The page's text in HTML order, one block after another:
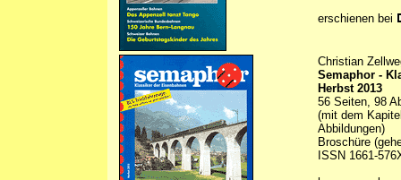
erschienen bei
Christian
Semaphor -
Herbst 2013
56 Seiten, 98
(mit dem
Abbildungen)
Broschüre
ISSN 1661-